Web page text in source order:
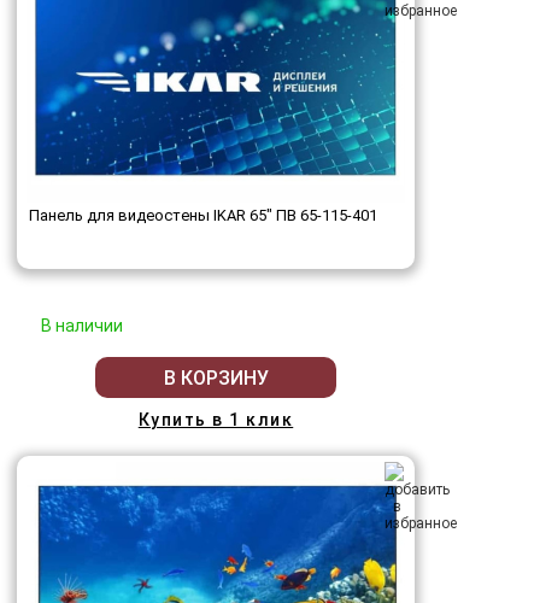
Панель для видеостены IKAR 65" ПВ 65-115-401
В наличии
В КОРЗИНУ
Купить в 1 клик